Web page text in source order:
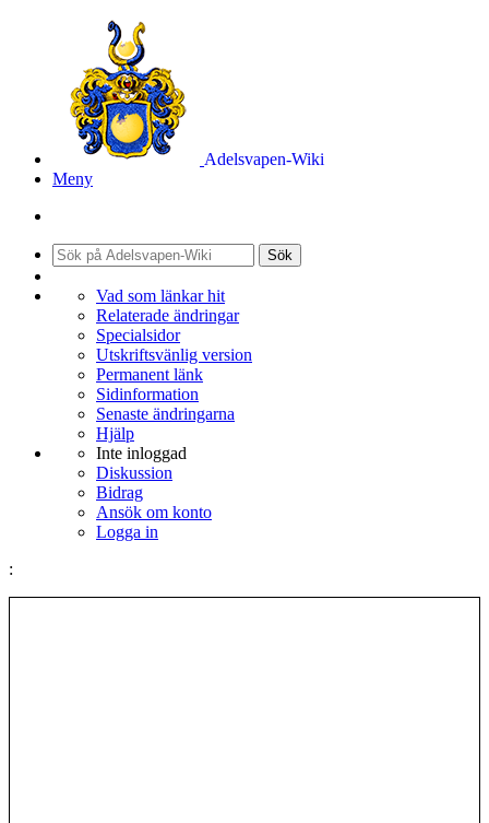
Adelsvapen-Wiki
Meny
Sök
Vad som länkar hit
Relaterade ändringar
Specialsidor
Utskriftsvänlig version
Permanent länk
Sidinformation
Senaste ändringarna
Hjälp
Inte inloggad
Diskussion
Bidrag
Ansök om konto
Logga in
: